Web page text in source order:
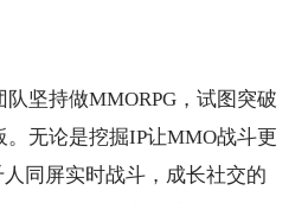
坚持做MMORPG，试图突破
无论是挖掘IP让MMO战斗更
同屏实时战斗，成长社交的